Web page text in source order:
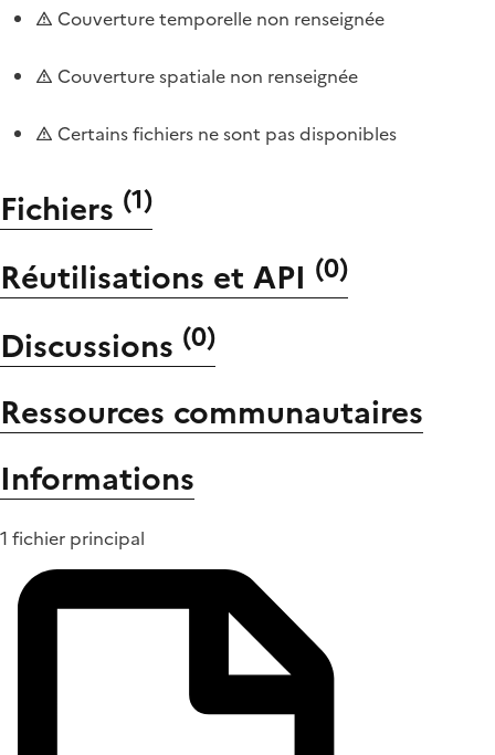
Couverture temporelle non renseignée
Couverture spatiale non renseignée
Certains fichiers ne sont pas disponibles
Fichiers (1)
Réutilisations et API (0)
Discussions (0)
Ressources communautaires
Informations
1 fichier principal